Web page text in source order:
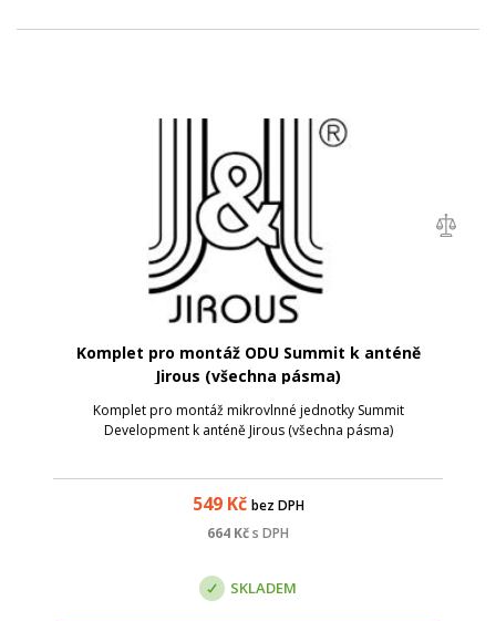
Komplet pro montáž ODU Summit k anténě
Jirous (všechna pásma)
Komplet pro montáž mikrovlnné jednotky Summit
Development k anténě Jirous (všechna pásma)
549Kč bez DPH
664 Kčs DPH
SKLADEM